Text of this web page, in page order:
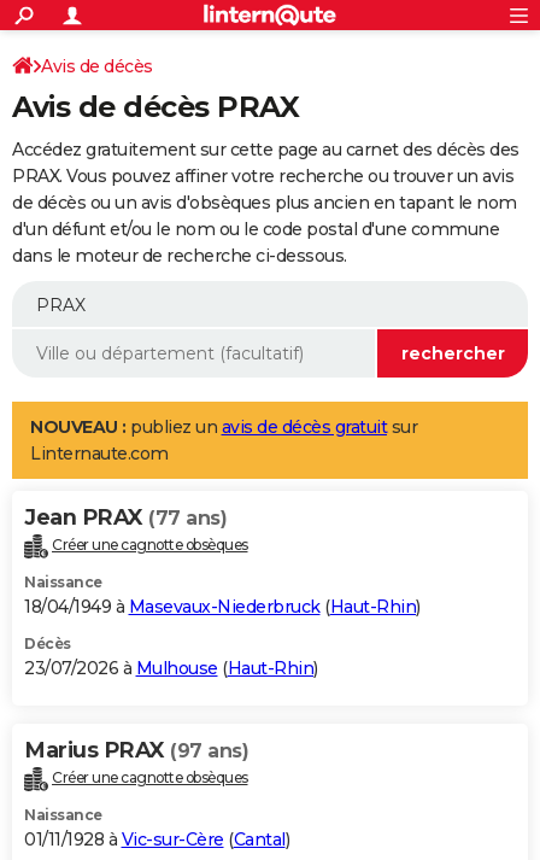
ACTUALITÉS
Politique
Société
Faits Divers
Education
Monde
Villes
+
SPORT
Coupe du monde 2026
Football
Tennis
Cyclisme
Rugby
Forum
Programme TV
TNT
Streaming
Cinéma
Sorties cinéma
Musique
+
FINANCE
Retraite
Impôts
Epargne
Immobilier
Risques naturels par ville
Banque
Assurance
Crédit
AUTO
Essais
Réserver un essai
Citadines
Berlines
SUV
Forum auto
+
Mobiles
Meilleur smartphone
Internet
Ordinateurs
Jeux vidéo
Guide high-tech
Aménagement intérieur
LIFESTYLE
Art de vivre
Bien-être
Loisirs
Mode
Modes de vie
Alimentation
Guide de la santé
Maladies
Médicaments
Sommeil
VOYAGE
Destinations
City break
Voyage nature
Voyage de noces
Forum
Climat
+PHOTO
GUIDES D'ACHAT
BONS PLANS
Carte de Noël
Carte Bonne année
Carte Saint-Valentin
Carte Pâques
Carte d'anniversaire
DICTIONNAIRE
Dictionnaire
Biographies
Citations
Expressions
Proverbes
PROGRAMME TV
Avis de décès
Avis de décès PRAX
Accédez gratuitement sur cette page au carnet des décès des
PRAX. Vous pouvez affiner votre recherche ou trouver un avis
de décès ou un avis d'obsèques plus ancien en tapant le nom
d'un défunt et/ou le nom ou le code postal d'une commune
dans le moteur de recherche ci-dessous.
NOUVEAU : publiez un avis de décès gratuitsur
Linternaute.com
Jean PRAX (77 ans)
Créer une cagnotte obsèques
Naissance
18/04/1949 à Masevaux-Niederbruck(Haut-Rhin)
Décès
23/07/2026 à Mulhouse (Haut-Rhin)
Marius PRAX (97 ans)
Créer une cagnotte obsèques
Naissance
01/11/1928 à Vic-sur-Cère (Cantal)